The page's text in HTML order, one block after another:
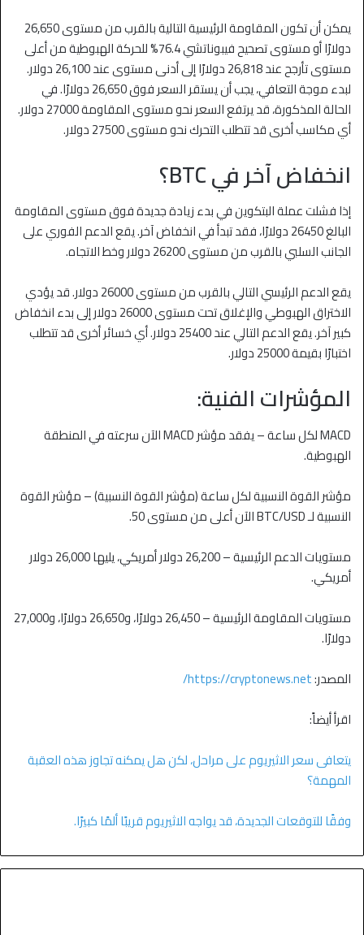
يمكن أن تكون المقاومة الرئيسية التالية بالقرب من مستوى 26,650
دولارًا أو مستوى تصحيح فيبوناتشي 76.4% للحركة الهبوطية من أعلى
مستوى تأرجح عند 26,818 دولارًا إلى أدنى مستوى عند 26,100 دولار.
لبدء موجة التعافي، يجب أن يستقر السعر فوق 26,650 دولارًا. في
الحالة المذكورة، قد يرتفع السعر نحو مستوى المقاومة 27000 دولار.
أي مكاسب أخرى قد تتطلب التحرك نحو مستوى 27500 دولار.
انخفاض آخر في BTC؟
إذا فشلت عملة البتكوين في بدء زيادة جديدة فوق مستوى المقاومة
البالغ 26450 دولارًا، فقد تبدأ في انخفاض آخر. يقع الدعم الفوري على
الجانب السلبي بالقرب من مستوى 26200 دولار وخط الاتجاه.
يقع الدعم الرئيسي التالي بالقرب من مستوى 26000 دولار. قد يؤدي
الاختراق الهبوطي والإغلاق تحت مستوى 26000 دولار إلى بدء انخفاض
كبير آخر. يقع الدعم التالي عند 25400 دولار. أي خسائر أخرى قد تتطلب
اختبارًا بقيمة 25000 دولار.
المؤشرات الفنية:
MACD لكل ساعة – يفقد مؤشر MACD الآن سرعته في المنطقة
الهبوطية.
مؤشر القوة النسبية لكل ساعة (مؤشر القوة النسبية) – مؤشر القوة
النسبية لـ BTC/USD الآن أعلى من مستوى 50.
مستويات الدعم الرئيسية – 26,200 دولار أمريكي، يليها 26,000 دولار
أمريكي.
مستويات المقاومة الرئيسية – 26,450 دولارًا، و26,650 دولارًا، و27,000
دولارًا.
المصدر:https://cryptonews.net/
اقرأ أيضاً:
يتعافى سعر الاثيريوم على مراحل، لكن هل يمكنه تجاوز هذه العقبة
المهمة؟
وفقًا للتوقعات الجديدة، قد يواجه الاثيريوم قريبًا ألمًا كبيرًا.